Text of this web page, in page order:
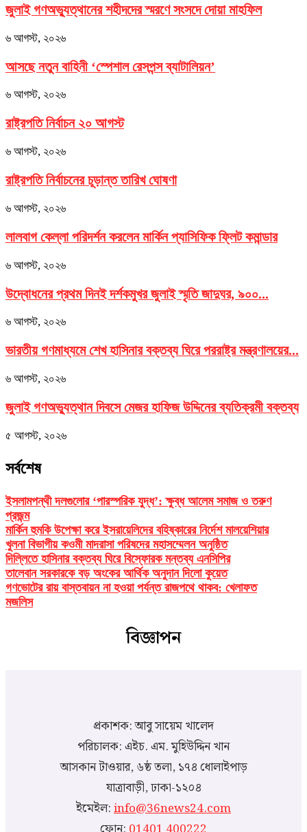
জুলাই গণঅভ্যুত্থানের শহীদদের স্মরণে সংসদে দোয়া মাহফিল
৬ আগস্ট, ২০২৬
আসছে নতুন বাহিনী ‘স্পেশাল রেসপন্স ব্যাটালিয়ন’
৬ আগস্ট, ২০২৬
রাষ্ট্রপতি নির্বাচন ২০ আগস্ট
৬ আগস্ট, ২০২৬
রাষ্ট্রপতি নির্বাচনের চূড়ান্ত তারিখ ঘোষণা
৬ আগস্ট, ২০২৬
লালবাগ কেল্লা পরিদর্শন করলেন মার্কিন প্যাসিফিক ফ্লিট কমান্ডার
৬ আগস্ট, ২০২৬
উদ্বোধনের প্রথম দিনই দর্শকমুখর জুলাই স্মৃতি জাদুঘর, ৯০০...
৬ আগস্ট, ২০২৬
ভারতীয় গণমাধ্যমে শেখ হাসিনার বক্তব্য ঘিরে পররাষ্ট্র মন্ত্রণালয়ের...
৬ আগস্ট, ২০২৬
জুলাই গণঅভ্যুত্থান দিবসে মেজর হাফিজ উদ্দিনের ব্যতিক্রমী বক্তব্য
৫ আগস্ট, ২০২৬
সর্বশেষ
ইসলামপন্থী দলগুলোর ‘পারস্পরিক যুদ্ধ’: ক্ষুব্ধ আলেম সমাজ ও তরুণ
প্রজন্ম
মার্কিন হুমকি উপেক্ষা করে ইসরায়েলিদের বহিষ্কারের নির্দেশ মালয়েশিয়ার
খুলনা বিভাগীয় কওমী মাদরাসা পরিষদের মহাসম্মেলন অনুষ্ঠিত
দিল্লিতে হাসিনার বক্তব্য ঘিরে বিস্ফোরক মন্তব্য এনসিপির
তালেবান সরকারকে বড় অংকের আর্থিক অনুদান দিলো কুয়েত
গণভোটের রায় বাস্তবায়ন না হওয়া পর্যন্ত রাজপথে থাকব: খেলাফত
মজলিস
বিজ্ঞাপন
প্রকাশক: আবু সায়েম খালেদ
পরিচালক: এইচ. এম. মুহিউদ্দিন খান
আসকান টাওয়ার, ৬ষ্ঠ তলা, ১৭৪ ধোলাইপাড়
যাত্রাবাড়ী, ঢাকা-১২০৪
ইমেইল:info@36news24.com